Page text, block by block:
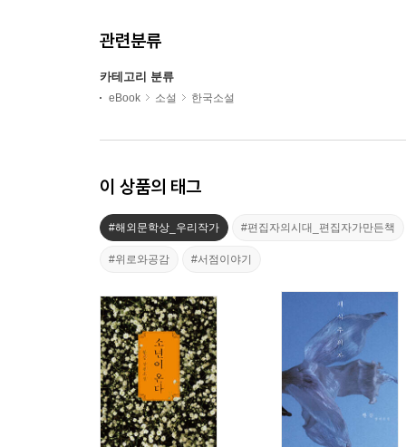
관련분류
카테고리 분류
eBook 소설 한국소설
이 상품의 태그
#해외문학상_우리작가 #편집자의시대_편집자가만든책
#위로와공감 #서점이야기